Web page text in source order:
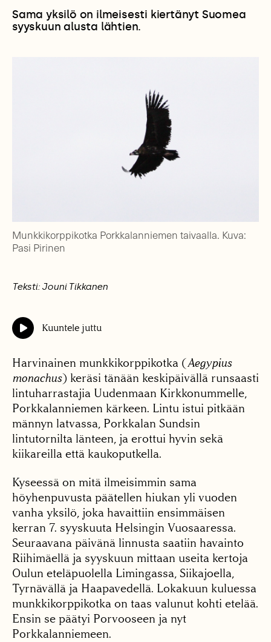
Sama yksilö on ilmeisesti kiertänyt Suomea
syyskuun alusta lähtien.
Munkkikorppikotka Porkkalanniemen taivaalla. Kuva:
Pasi Pirinen
Teksti: Jouni Tikkanen
Kuuntele juttu
Harvinainen munkkikorppikotka (Aegypius
monachus) keräsi tänään keskipäivällä runsaasti
lintuharrastajia Uudenmaan Kirkkonummelle,
Porkkalanniemen kärkeen. Lintu istui pitkään
männyn latvassa, Porkkalan Sundsin
lintutornilta länteen, ja erottui hyvin sekä
kiikareilla että kaukoputkella.
Kyseessä on mitä ilmeisimmin sama
höyhenpuvusta päätellen hiukan yli vuoden
vanha yksilö, joka havaittiin ensimmäisen
kerran 7. syyskuuta Helsingin Vuosaaressa.
Seuraavana päivänä linnusta saatiin havainto
Riihimäellä ja syyskuun mittaan useita kertoja
Oulun eteläpuolella Limingassa, Siikajoella,
Tyrnävällä ja Haapavedellä. Lokakuun kuluessa
munkkikorppikotka on taas valunut kohti etelää.
Ensin se päätyi Porvooseen ja nyt
Porkkalanniemeen.